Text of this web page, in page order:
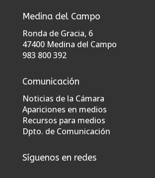
Medina del Campo
Ronda de Gracia, 6
47400 Medina del Campo
983 800 392
Comunicación
Noticias de la Cámara
Apariciones en medios
Recursos para medios
Dpto. de Comunicación
Síguenos en redes